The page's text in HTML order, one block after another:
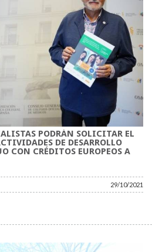
PODRÁN SOLICITAR EL
DE DESARROLLO
CON CRÉDITOS EUROPEOS A
29/10/2021